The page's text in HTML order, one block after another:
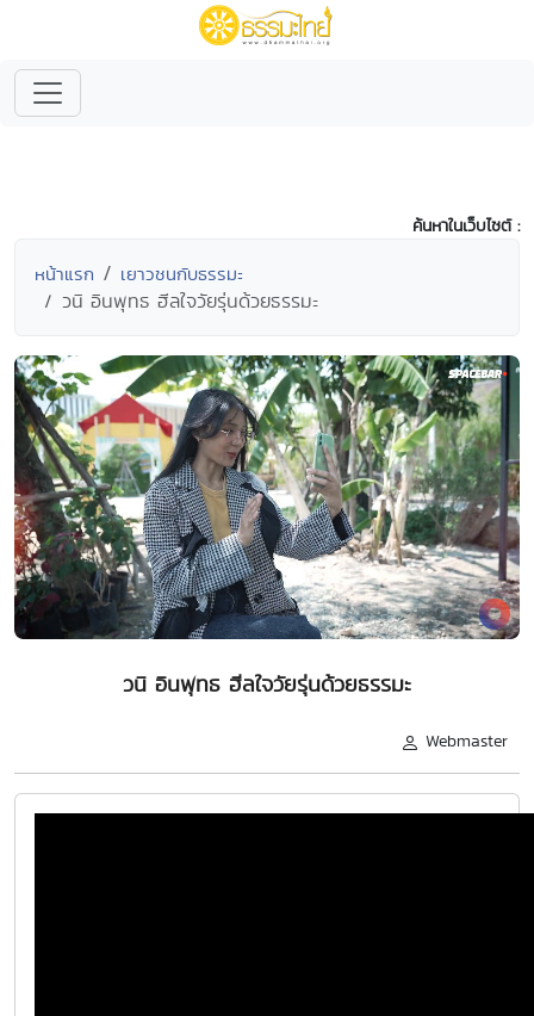
ค้นหาในเว็บไซต์ :
หน้าแรก เยาวชนกับธรรมะ
วนิ อินพุทธ ฮีลใจวัยรุ่นด้วยธรรมะ
วนิ อินพุทธ ฮีลใจวัยรุ่นด้วยธรรมะ
Webmaster